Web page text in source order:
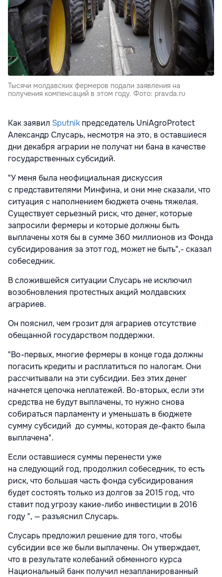
Тысячи молдавских фермеров подали заявления на
получения компенсаций в этом году. Фото: pravda.ru
Как заявил Sputnik председатель UniAgroProtect
Александр Слусарь, несмотря на это, в оставшиеся
дни декабря аграрии не получат ни бана в качестве
государственных субсидий.
"У меня была неофициальная дискуссия
с представителями Минфина, и они мне сказали, что
ситуация с наполнением бюджета очень тяжелая.
Существует серьезный риск, что денег, которые
запросили фермеры и которые должны быть
выплачены хотя бы в сумме 360 миллионов из Фонда
субсидирования за этот год, может не быть",- сказал
собеседник.
В сложившейся ситуации Слусарь не исключил
возобновления протестных акций молдавских
аграриев.
Он пояснил, чем грозит для аграриев отсутствие
обещанной государством поддержки.
"Во-первых, многие фермеры в конце года должны
погасить кредиты и расплатиться по налогам. Они
рассчитывали на эти субсидии. Без этих денег
начнется цепочка неплатежей. Во-вторых, если эти
средства не будут выплачены, то нужно снова
собираться парламенту и уменьшать в бюджете
сумму субсидий до суммы, которая де-факто была
выплачена".
Если оставшиеся суммы перенести уже
на следующий год, продолжил собеседник, то есть
риск, что большая часть фонда субсидирования
будет состоять только из долгов за 2015 год, что
ставит под угрозу какие-либо инвестиции в 2016
году ", — разъяснил Слусарь.
Слусарь предложил решение для того, чтобы
субсидии все же были выплачены. Он утверждает,
что в результате колебаний обменного курса
Национальный банк получил незапланированный